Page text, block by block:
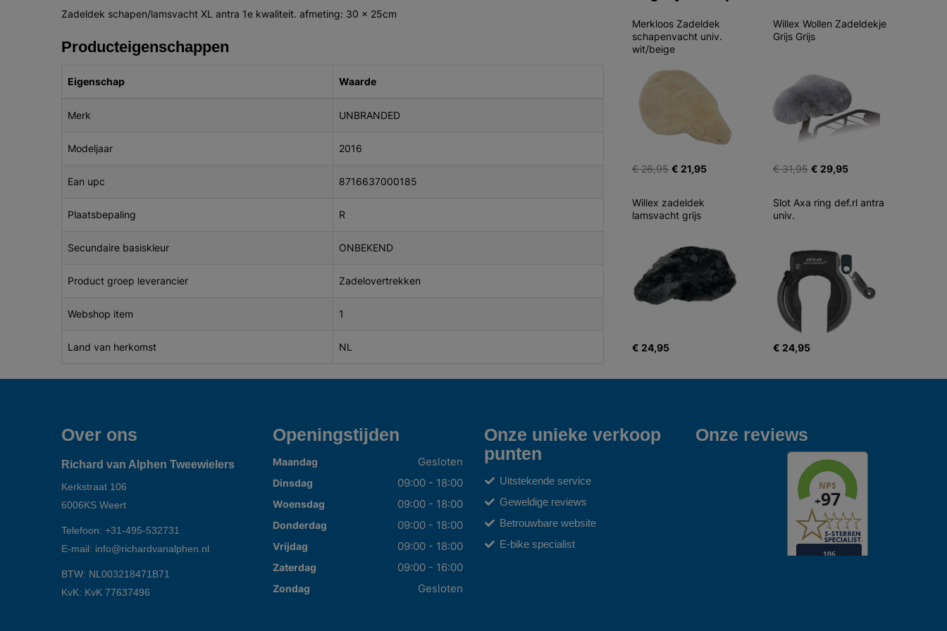
Zadeldek schapen/lamsvacht XL antra 1e kwaliteit. afmeting: 30 x 25cm
Producteigenschappen
Eigenschap Waarde
Merk UNBRANDED
Modeljaar 2016
Ean upc 8716637000185
Plaatsbepaling R
Secundaire basiskleur ONBEKEND
Product groep leverancier Zadelovertrekken
Webshop item 1
Land van herkomst NL
Merkloos Zadeldek
schapenvacht univ.
wit/beige
€ 26,95 € 21,95
Willex Wollen Zadeldekje
Grijs Grijs
€ 31,95 € 29,95
Willex zadeldek
lamsvacht grijs
€ 24,95
Slot Axa ring def.rl antra
univ.
€ 24,95
Over ons
Richard van Alphen Tweewielers
Kerkstraat 106
6006KS Weert
Telefoon: +31-495-532731
E-mail: info@richardvanalphen.nl
BTW: NL003218471B71
KvK: KvK 77637496
Openingstijden
Maandag Gesloten
Dinsdag 09:00 - 18:00
Woensdag 09:00 - 18:00
Donderdag 09:00 - 18:00
Vrijdag 09:00 - 18:00
Zaterdag 09:00 - 16:00
Zondag Gesloten
Onze unieke verkoop
punten
Uitstekende service
Geweldige reviews
Betrouwbare website
E-bike specialist
Onze reviews